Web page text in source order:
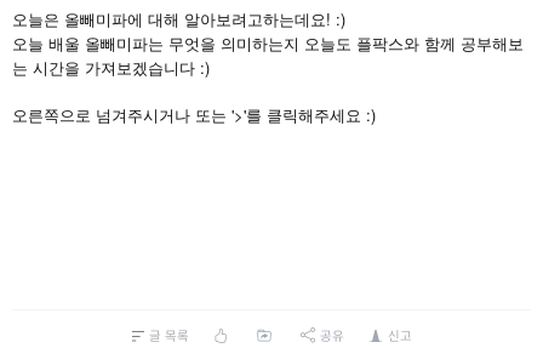
오늘은 올빼미파에 대해 알아보려고하는데요! :)
오늘 배울 올빼미파는 무엇을 의미하는지 오늘도 플팍스와 함께 공부해보
는 시간을 가져보겠습니다 :)
오른쪽으로 넘겨주시거나 또는 '>'를 클릭해주세요 :)
글 목록 공유 신고